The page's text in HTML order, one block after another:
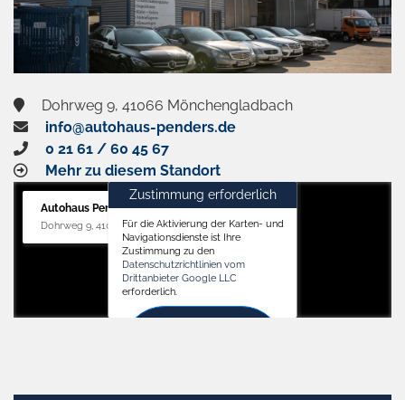
Dohrweg 9, 41066 Mönchengladbach
info@autohaus-penders.de
0 21 61 / 60 45 67
Mehr zu diesem Standort
Autohaus Penders (Service)
Dohrweg 9, 41066 Mönchengladbach
Zustimmung erforderlich
Für die Aktivierung der Karten- und
Navigationsdienste ist Ihre
Zustimmung zu den
Datenschutzrichtlinien vom
Drittanbieter Google LLC
erforderlich.